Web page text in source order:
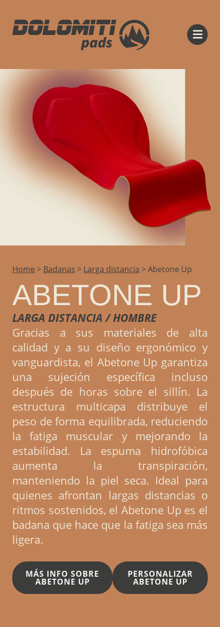
Home > Badanas > Larga distancia >Abetone Up
ABETONE UP
LARGA DISTANCIA / HOMBRE
Gracias a sus materiales de alta
calidad y a su diseño ergonómico y
vanguardista, el Abetone Up garantiza
una sujeción específica incluso
después de horas sobre el sillín. La
estructura multicapa distribuye el
peso de forma equilibrada, reduciendo
la fatiga muscular y mejorando la
estabilidad. La espuma hidrofóbica
aumenta la transpiración,
manteniendo la piel seca. Ideal para
quienes afrontan largas distancias o
ritmos sostenidos, el Abetone Up es el
badana que hace que la fatiga sea más
ligera.
MÁS INFO SOBRE
ABETONE UP
PERSONALIZAR
ABETONE UP